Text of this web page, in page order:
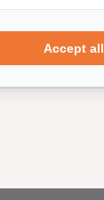
Accept all